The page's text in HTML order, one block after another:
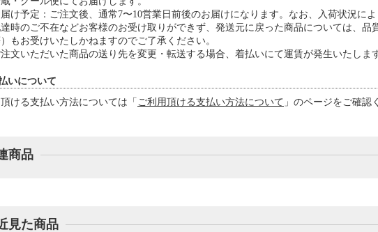
け予定：ご注文後、通常7〜10営業日前後のお届けになります。なお、入荷状況に
時のご不在などお客様のお受け取りができず、発送元に戻った商品については、
もお受けいたしかねますのでご了承ください。
文いただいた商品の送り先を変更・転送する場合、着払いにて運賃が発生いたし
いについて
ける支払い方法については「 ご利用頂ける支払い方法について 」のページをご確認
商品
見た商品